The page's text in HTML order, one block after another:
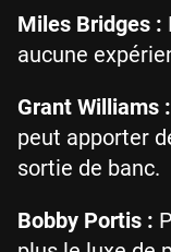
Miles Bridges :
aucune
Grant Williams :
peut apporter
sortie de banc.
Bobby Portis :